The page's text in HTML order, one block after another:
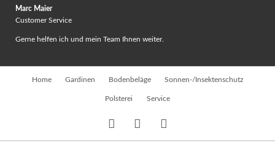
Marc Maier
Customer Service
Gerne helfen ich und mein Team Ihnen weiter.
Home Gardinen Bodenbeläge Sonnen-/Insektenschutz
Polsterei Service